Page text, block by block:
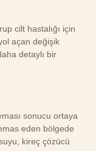
cilt hastalığı için
açan değişik
detaylı bir
sonucu ortaya
eden bölgede
kireç çözücü